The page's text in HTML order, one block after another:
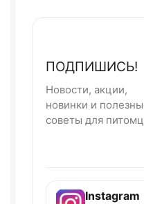
ПОДПИШИСЬ!
Новости, акции,
новинки и
советы для
Instagram